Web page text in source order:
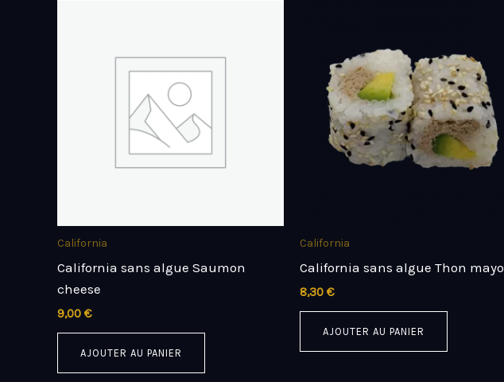
California
California sans algue Saumon
cheese
9,00 €
AJOUTER AU PANIER
California
California sans algue Thon mayo
8,30 €
AJOUTER AU PANIER